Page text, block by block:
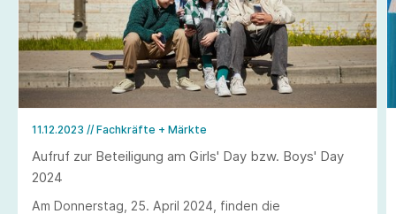
11.12.2023 // Fachkräfte + Märkte
Aufruf zur Beteiligung am Girls' Day bzw. Boys' Day
2024
Am Donnerstag, 25. April 2024, finden die